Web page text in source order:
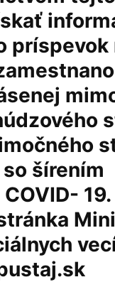
príspevok
šírením
19.